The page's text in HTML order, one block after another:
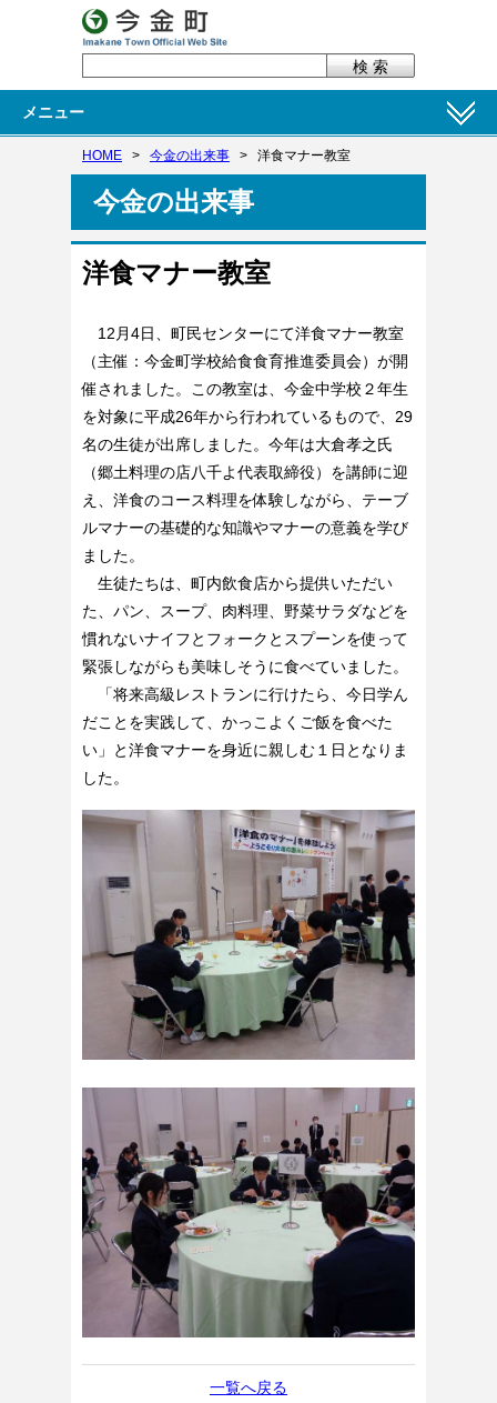
メニュー
HOME > 今金の出来事 > 洋食マナー教室
今金の出来事
洋食マナー教室
12月4日、町民センターにて洋食マナー教室
（主催：今金町学校給食食育推進委員会）が開
催されました。この教室は、今金中学校２年生
を対象に平成26年から行われているもので、29
名の生徒が出席しました。今年は大倉孝之氏
（郷土料理の店八千よ代表取締役）を講師に迎
え、洋食のコース料理を体験しながら、テーブ
ルマナーの基礎的な知識やマナーの意義を学び
ました。
生徒たちは、町内飲食店から提供いただい
た、パン、スープ、肉料理、野菜サラダなどを
慣れないナイフとフォークとスプーンを使って
緊張しながらも美味しそうに食べていました。
「将来高級レストランに行けたら、今日学ん
だことを実践して、かっこよくご飯を食べた
い」と洋食マナーを身近に親しむ１日となりま
した。
一覧へ戻る